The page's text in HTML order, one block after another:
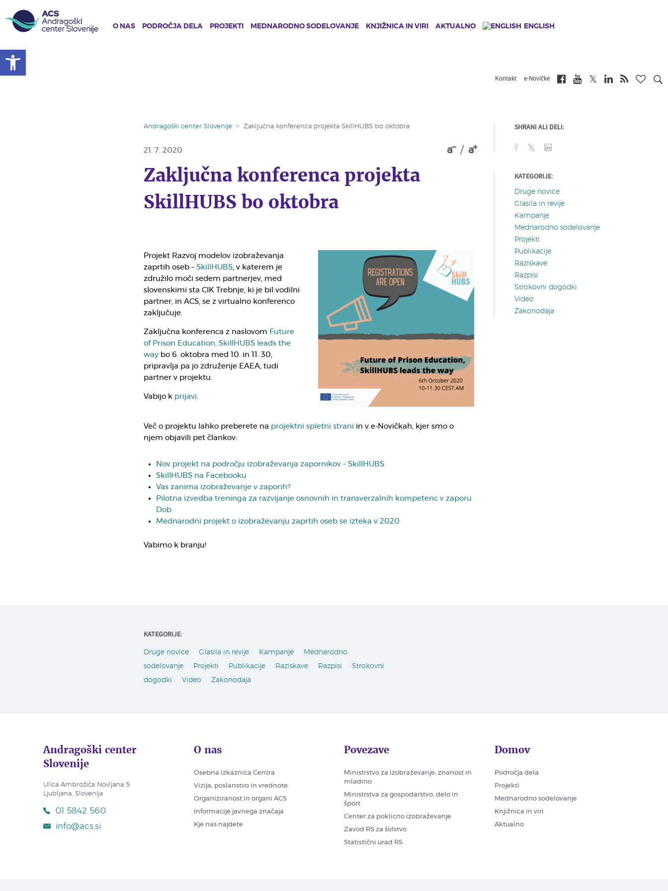
O NAS PODROČJA DELA PROJEKTI MEDNARODNO SODELOVANJE KNJIŽNICA IN VIRI AKTUALNO ENGLISH
Kontakt e-Novičke
Andragoški center Slovenije > Zaključna konferenca projekta SkillHUBS bo oktobra
a / a
21. 7. 2020
Zaključna konferenca projekta
SkillHUBS bo oktobra
Projekt Razvoj modelov izobraževanja
zaprtih oseb – SkillHUBS, v katerem je
združilo moči sedem partnerjev, med
slovenskimi sta CIK Trebnje, ki je bil vodilni
partner, in ACS, se z virtualno konferenco
zaključuje.
Zaključna konferenca z naslovom Future
of Prison Education, SkillHUBS leads the
waybo 6. oktobra med 10. in 11. 30,
pripravlja pa jo združenje EAEA, tudi
partner v projektu.
Vabijo k prijavi
Več o projektu lahko preberete na projektni spletni strani in v e-Novičkah, kjer smo o
njem objavili pet člankov:
Nov projekt na področju izobraževanja zapornikov – SkillHUBS
SkillHUBS na Facebooku
Vas zanima izobraževanje v zaporih?
Pilotna izvedba treninga za razvijanje osnovnih in transverzalnih kompetenc v zaporu
Dob
Mednarodni projekt o izobraževanju zaprtih oseb se izteka v 2020
Vabimo k branju!
SHRANI ALI DELI:
KATEGORIJE:
Druge novice
Glasila in revije
Kampanje
Mednarodno sodelovanje
Projekti
Publikacije
Raziskave
Razpisi
Strokovni dogodki
Video
Zakonodaja
KATEGORIJE:
Druge novice Glasila in revije Kampanje
Mednarodno
sodelovanje
Projekti Publikacije Raziskave Razpisi
Strokovni
dogodki
Video Zakonodaja
Andragoški center
Slovenije
Ulica Ambrožiča Novljana 5
Ljubljana, Slovenija
01 5842 560
info@acs.si
O nas
Osebna izkaznica Centra
Vizija, poslanstvo in vrednote
Organiziranost in organi ACS
Informacije javnega značaja
Kje nas najdete
Povezave
Ministrstvo za izobraževanje, znanost in
mladino
Ministrstva za gospodarstvo, delo in
šport
Center za poklicno izobraževanje
Zavod RS za šolstvo
Statistični urad RS
Domov
Področja dela
Projekti
Mednarodno sodelovanje
Knjižnica in viri
Aktualno
Open toolbar